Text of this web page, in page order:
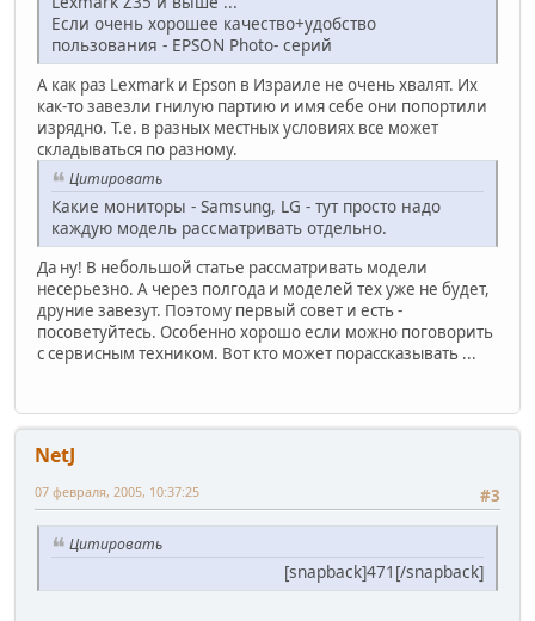
Если очень хорошее качество+удобство
пользования - EPSON Photo- серий
А как раз Lexmark и Epson в Израиле не очень хвалят. Их
как-то завезли гнилую партию и имя себе они попортили
изрядно. Т.е. в разных местных условиях все может
складываться по разному.
Цитировать
Какие мониторы - Samsung, LG - тут просто надо
каждую модель рассматривать отдельно.
Да ну! В небольшой статье рассматривать модели
несерьезно. А через полгода и моделей тех уже не будет,
друние завезут. Поэтому первый совет и есть -
посоветуйтесь. Особенно хорошо если можно поговорить
с сервисным техником. Вот кто может порассказывать ...
NetJ
#3
07 февраля, 2005, 10:37:25
Цитировать
[snapback]471[/snapback]